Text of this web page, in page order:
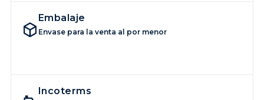
Embalaje
Envase para la venta al por menor
Incoterms